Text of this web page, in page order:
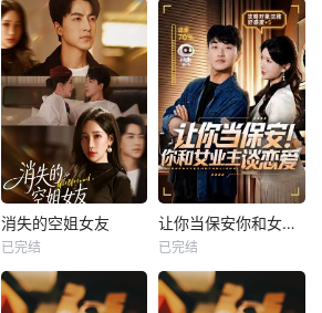
未知 未知
热播
未知
消失的空姐女友
已完结
热播
未知
让你当保安你和女业主谈恋爱
已完结